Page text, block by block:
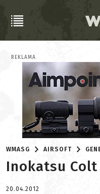
REKLAMA
WMASG AIRSOFT
Inokatsu Colt
20.04.2012